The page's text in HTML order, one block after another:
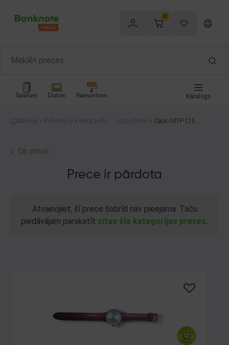
0
Telefoni Datori Remontam Katalogs
Sākums Pulksteņi
Kvarca pulkste
Citi zīmoli
Casio MTP-1259
Citi zīmoli
Prece ir pārdota
Atvainojiet, šī prece šobrīd nav pieejama. Taču
piedāvājam parskatīt citas šīs kategorijas preces.